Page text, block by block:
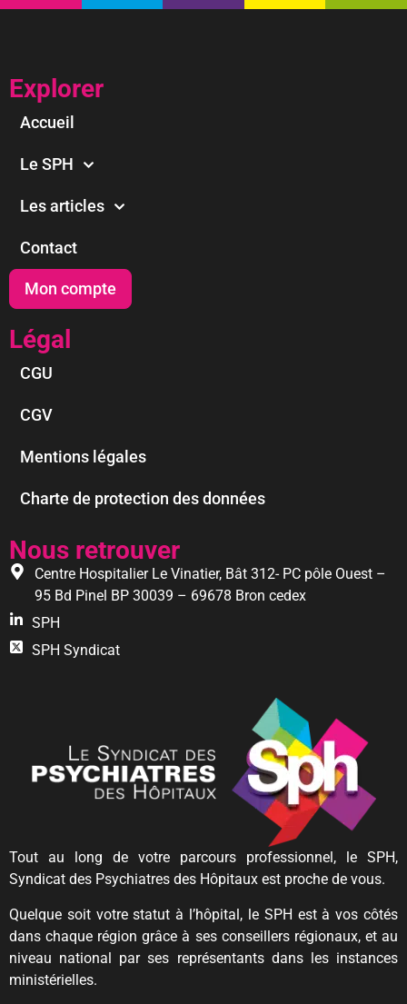
Explorer
Accueil
Le SPH
Les articles
Contact
Mon compte
Légal
CGU
CGV
Mentions légales
Charte de protection des données
Nous retrouver
Centre Hospitalier Le Vinatier, Bât 312- PC pôle Ouest –
95 Bd Pinel BP 30039 – 69678 Bron cedex
SPH
SPH Syndicat
Tout au long de votre parcours professionnel, le SPH,
Syndicat des Psychiatres des Hôpitaux est proche de vous.
Quelque soit votre statut à l’hôpital, le SPH est à vos côtés
dans chaque région grâce à ses conseillers régionaux, et au
niveau national par ses représentants dans les instances
ministérielles.